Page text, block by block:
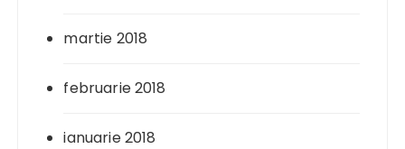
martie 2018
februarie 2018
ianuarie 2018